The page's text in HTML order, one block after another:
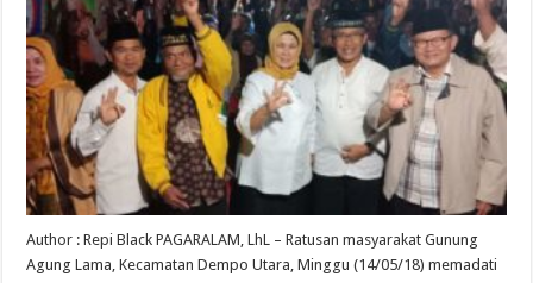
Author : Repi Black PAGARALAM, LhL – Ratusan masyarakat Gunung
Agung Lama, Kecamatan Dempo Utara, Minggu (14/05/18) memadati